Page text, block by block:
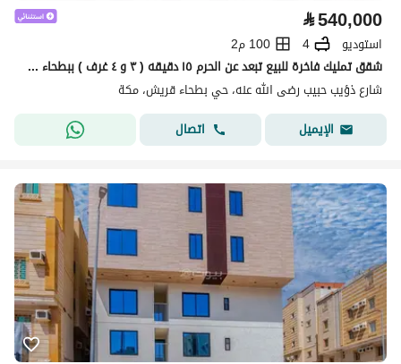
⃁540,000
استوديو 4
100 م2
شقق تمليك فاخرة للبيع تبعد عن الحرم ١٥ دقيقه ( ٣ و ٤ غرف ) ببطحاء قريش
شارع ذؤيب حبيب رضى الله عنه، حي بطحاء قريش، مكة
الإيميل
اتصال